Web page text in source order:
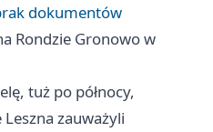
dokumentów
Rondzie Gronowo w
tuż po północy,
zauważyli